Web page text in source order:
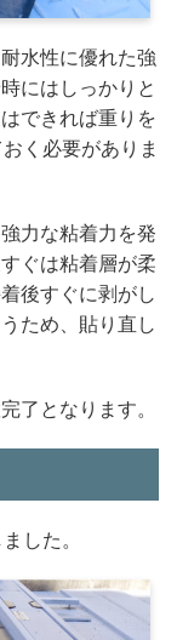
水性に優れた強
にはしっかりと
できれば重りを
く必要がありま
力な粘着力を発
ぐは粘着層が柔
後すぐに剥がし
ため、貼り直し
了となります。
した。